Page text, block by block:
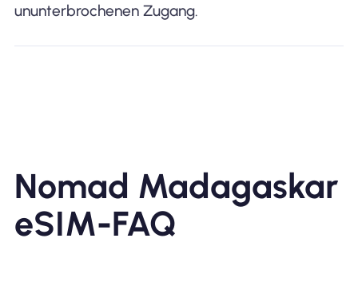
ununterbrochenen Zugang.
Nomad Madagaskar
eSIM-FAQ